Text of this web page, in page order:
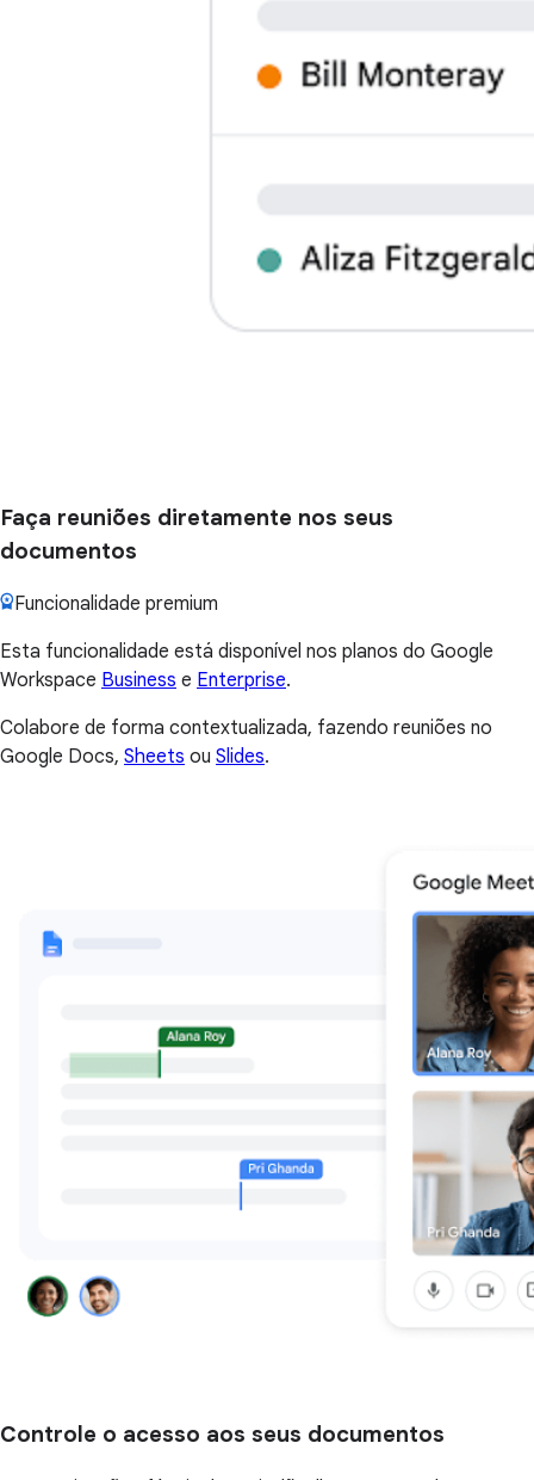
Faça reuniões diretamente nos seus
documentos
Funcionalidade premium
Esta funcionalidade está disponível nos planos do Google
Workspace Business e Enterprise.
Colabore de forma contextualizada, fazendo reuniões no
Google Docs, Sheets ou Slides.
Controle o acesso aos seus documentos